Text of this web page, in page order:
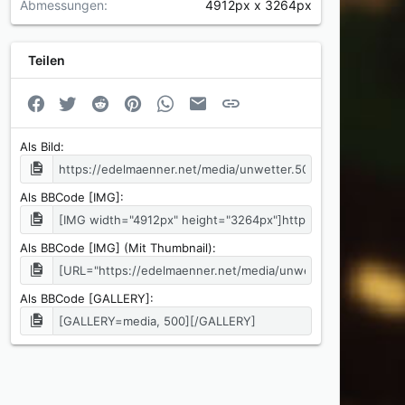
Abmessungen
4912px x 3264px
Teilen
Facebook
Twitter Reddit PinterestWhatsApp
E-Mail
Als Bild
Als BBCode [IMG]
Als BBCode [IMG] (Mit Thumbnail)
Als BBCode [GALLERY]